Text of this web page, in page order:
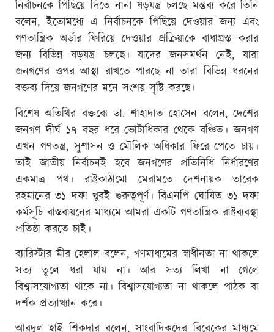
নির্বাচনকে পিছিয়ে দিতে নানা ষড়যন্ত্র চলছে মন্তব্য করে তিনি
বলেন, ইতোমধ্যে এ নির্বাচনকে পিছিয়ে দেওয়ার জন্য এবং
গণতান্ত্রিক অর্ডার ফিরিয়ে দেওয়ার প্রক্রিয়াকে বাধাগ্রস্ত করার
জন্য বিভিন্ন ষড়যন্ত্র চলছে। যাদের জনসমর্থন নেই, যারা
জনগণের ওপর আস্থা রাখতে পারছে না তারা বিভিন্ন ধরনের
বক্তব্য দিয়ে জনগণের মনে সংশয় সৃষ্টি করছে।
বিশেষ অতিথির বক্তব্যে ডা. শাহাদাত হোসেন বলেন, দেশের
জনগণ দীর্ঘ ১৭ বছর ধরে ভোটাধিকার থেকে বঞ্চিত। জনগণ
এখন গণতন্ত্র, সুশাসন ও মৌলিক অধিকার ফিরে পেতে চায়।
তাই জাতীয় নির্বাচনই হবে জনগণের প্রতিনিধি নির্ধারণের
একমাত্র পথ। রাষ্ট্রকাঠামো মেরামতে দেশনায়ক তারেক
রহমানের ৩১ দফা খুবই গুরুত্বপূর্ণ। বিএনপি ঘোষিত ৩১ দফা
কর্মসূচি বাস্তবায়নের মাধ্যমে আমরা একটি গণতান্ত্রিক রাষ্ট্রব্যবস্থা
প্রতিষ্ঠা করতে চাই।
ব্যারিস্টার মীর হেলাল বলেন, গণমাধ্যমের স্বাধীনতা না থাকলে
সত্য তুলে ধরা যায় না। আর সত্য লিখা না গেলে
বিশ্বাসযোগ্যতা থাকে না। বিশ্বাসযোগ্যতা না থাকলে পাঠক বা
দর্শক প্রত্যাখ্যান করে।